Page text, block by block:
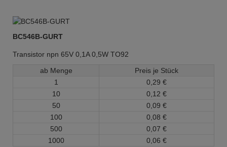
BC546B-GURT
Transistor npn 65V 0,1A 0,5W TO92
ab Menge
Preis je Stück
1
0, 29 €
10
0, 12 €
50
0, 09 €
100
0, 08 €
500
0, 07 €
1000
0, 06 €